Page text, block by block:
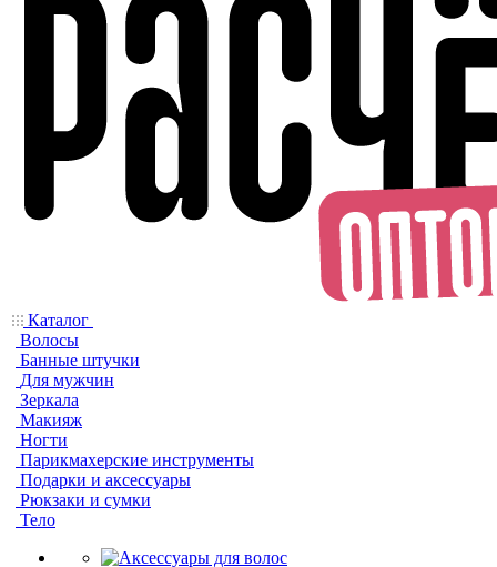
Каталог
Волосы
Банные штучки
Для мужчин
Зеркала
Макияж
Ногти
Парикмахерские инструменты
Подарки и аксессуары
Рюкзаки и сумки
Тело